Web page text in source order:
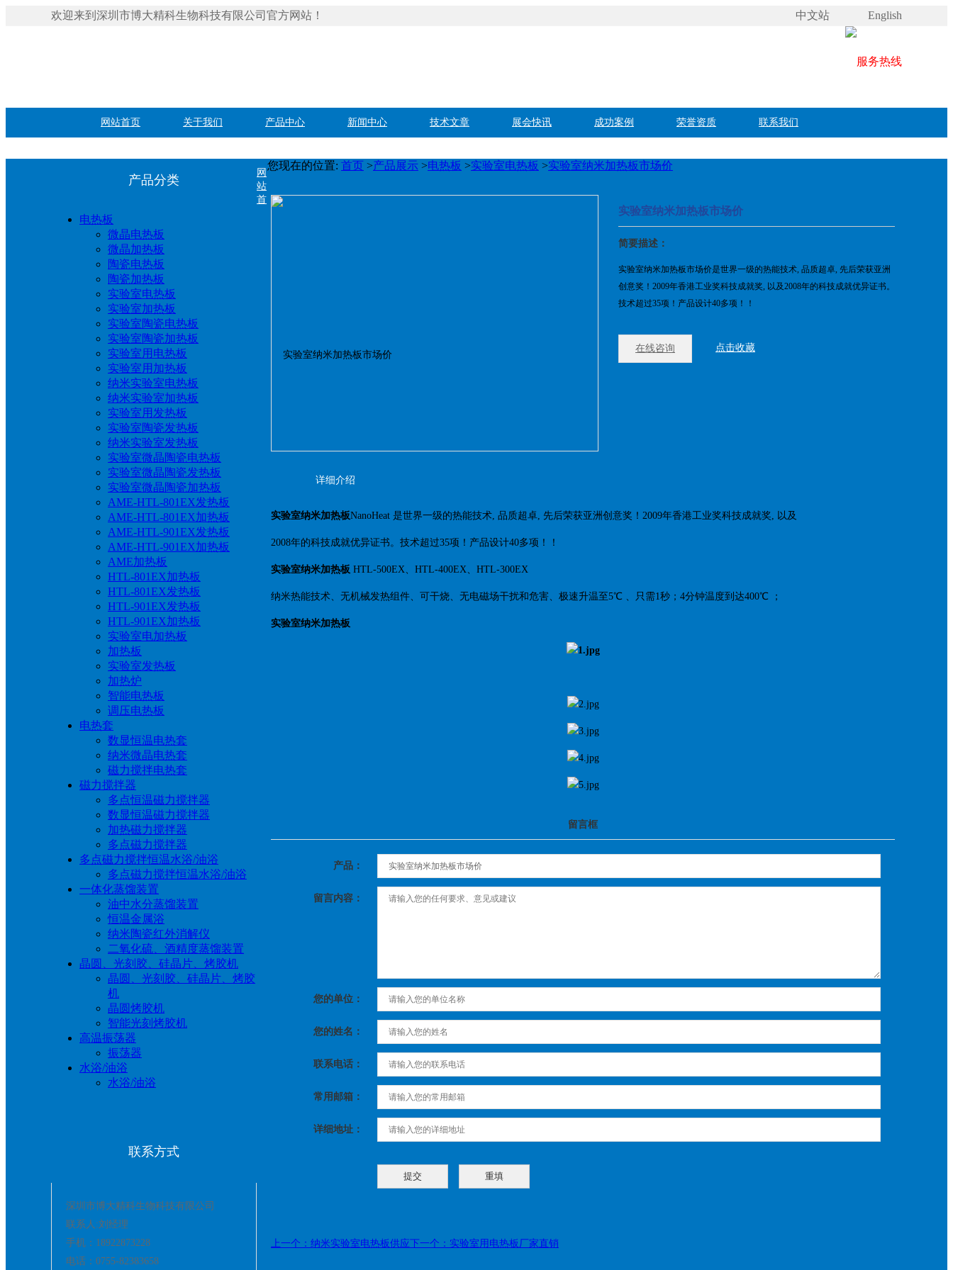
欢迎来到深圳市博大精科生物科技有限公司官方网站！ 中文站 English
网站首页 关于我们 产品中心 新闻中心 技术文章 展会快讯 成功案例 荣誉资质 联系我们
产品分类
电热板
微晶电热板
微晶加热板
陶瓷电热板
陶瓷加热板
实验室电热板
实验室加热板
实验室陶瓷电热板
实验室陶瓷加热板
实验室用电热板
实验室用加热板
纳米实验室电热板
纳米实验室加热板
实验室用发热板
实验室陶瓷发热板
纳米实验室发热板
实验室微晶陶瓷电热板
实验室微晶陶瓷发热板
实验室微晶陶瓷加热板
AME-HTL-801EX发热板
AME-HTL-801EX加热板
AME-HTL-901EX发热板
AME-HTL-901EX加热板
AME加热板
HTL-801EX加热板
HTL-801EX发热板
HTL-901EX发热板
HTL-901EX加热板
实验室电加热板
加热板
实验室发热板
加热炉
智能电热板
调压电热板
电热套
数显恒温电热套
纳米微晶电热套
磁力搅拌电热套
磁力搅拌器
多点恒温磁力搅拌器
数显恒温磁力搅拌器
加热磁力搅拌器
多点磁力搅拌器
多点磁力搅拌恒温水浴/油浴
多点磁力搅拌恒温水浴/油浴
一体化蒸馏装置
油中水分蒸馏装置
恒温金属浴
纳米陶瓷红外消解仪
二氧化硫、酒精度蒸馏装置
晶圆、光刻胶、硅晶片、烤胶机
晶圆、光刻胶、硅晶片、烤胶
机
晶圆烤胶机
智能光刻烤胶机
高温振荡器
振荡器
水浴/油浴
水浴/油浴
联系方式
深圳市博大精科生物科技有限公司
联系人:刘经理
手机：18922873228
电话：0755-82383658
您现在的位置: 首页 >产品展示 >电热板 >实验室电热板 >实验室纳米加热板市场价
实验室纳米加热板市场价
简要描述：
实验室纳米加热板市场价是世界一级的热能技术, 品质超卓, 先后荣获亚洲
创意奖！2009年香港工业奖科技成就奖, 以及2008年的科技成就优异证书。
技术超过35项！产品设计40多项！！
在线咨询 点击收藏
详细介绍
实验室纳米加热板NanoHeat 是世界一级的热能技术, 品质超卓, 先后荣获亚洲创意奖！2009年香港工业奖科技成就奖, 以及
2008年的科技成就优异证书。技术超过35项！产品设计40多项！！
实验室纳米加热板 HTL-500EX、HTL-400EX、HTL-300EX
纳米热能技术、无机械发热组件、可干烧、无电磁场干扰和危害、极速升温至5℃ 、只需1秒；4分钟温度到达400℃ ；
实验室纳米加热板
留言框
产品：
留言内容：
您的单位：
您的姓名：
联系电话：
常用邮箱：
详细地址：
上一个：纳米实验室电热板供应下一个：实验室用电热板厂家直销
网
站
首